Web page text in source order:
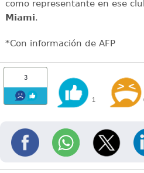
como representante en ese
Miami.
*Con información de AFP
3
1